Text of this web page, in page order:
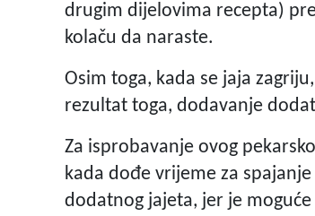
drugim dijelovima recepta)
kolaču da naraste.
Osim toga, kada se jaja
rezultat toga, dodavanje
Za isprobavanje ovog
kada dođe vrijeme za
dodatnog jajeta, jer je